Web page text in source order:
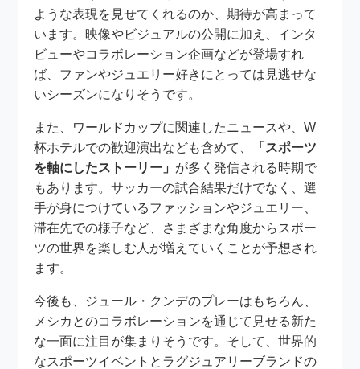
ような表現を見せてくれるのか、期待が高まって
います。映像やビジュアルの公開に加え、インタ
ビューやコラボレーション企画などが登場すれ
ば、ファンやジュエリー好きにとっては見逃せな
いシーズンになりそうです。
また、ワールドカップに関連したニュースや、W
杯ホテルでの歓迎演出なども含めて、
「スポーツ
を軸にしたストーリー」 が多く発信される時期で
もあります。サッカーの試合結果だけでなく、選
手が身につけているファッションやジュエリー、
滞在先での様子など、さまざまな角度からスポー
ツの世界を楽しむ人が増えていくことが予想され
ます。
今後も、ジュール・クンデのプレーはもちろん、
メシカとのコラボレーションを通じて見せる新た
な一面に注目が集まりそうです。そして、世界的
なスポーツイベントとラグジュアリーブランドの